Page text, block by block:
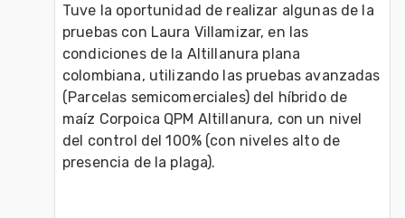
Tuve la oportunidad de realizar algunas de la
pruebas con Laura Villamizar, en las
condiciones de la Altillanura plana
colombiana, utilizando las pruebas avanzadas
(Parcelas semicomerciales) del híbrido de
maíz Corpoica QPM Altillanura, con un nivel
del control del 100% (con niveles alto de
presencia de la plaga).